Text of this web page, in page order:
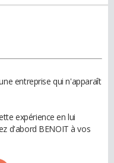
entreprise qui n'apparaît
expérience en lui
d'abord BENOIT à vos